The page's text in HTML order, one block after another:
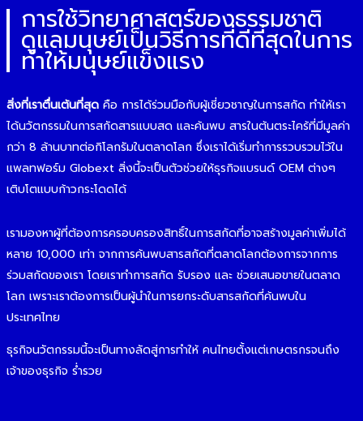
การใช้วิทยาศาสตร์ของธรรมชาติ
ดูแลมนุษย์เป็นวิธีการที่ดีที่สุดในการ
ทำให้มนุษย์แข็งแรง
สิ่งที่เราตื่นเต้นที่สุด คือ การได้ร่วมมือกับผู้เชี่ยวชาญในการสกัด ทำให้เรา
ได้นวัตกรรมในการสกัดสารแบบสด และค้นพบ สารในต้นตระไคร้ที่มีมูลค่า
กว่า 8 ล้านบาทต่อกิโลกรัมในตลาดโลก ซึ่งเราได้เริ่มทำการรวบรวมไว้ใน
แพลทฟอร์ม Globext สิ่งนี้จะเป็นตัวช่วยให้ธุรกิจแบรนด์ OEM ต่างๆ
เติบโตแบบก้าวกระโดดได้
เรามองหาผู้ที่ต้องการครอบครองสิทธิ์ในการสกัดที่อาจสร้างมูลค่าเพิ่มได้
หลาย 10,000 เท่า จากการค้นพบสารสกัดที่ตลาดโลกต้องการจากการ
ร่วมสกัดของเรา โดยเราทำการสกัด รับรอง และ ช่วยเสนอขายในตลาด
โลก เพราะเราต้องการเป็นผู้นำในการยกระดับสารสกัดที่ค้นพบใน
ประเทศไทย
ธุรกิจนวัตกรรมนี้จะเป็นทางลัดสู่การทำให้ คนไทยตั้งแต่เกษตรกรจนถึง
เจ้าของธุรกิจ ร่ำรวย